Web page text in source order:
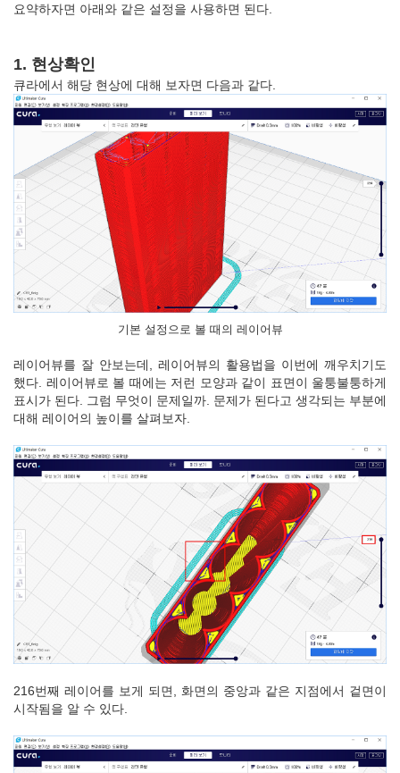
요약하자면 아래와 같은 설정을 사용하면 된다.
1. 현상확인
큐라에서 해당 현상에 대해 보자면 다음과 같다.
기본 설정으로 볼 때의 레이어뷰
레이어뷰를 잘 안보는데, 레이어뷰의 활용법을 이번에 깨우치기도
했다. 레이어뷰로 볼 때에는 저런 모양과 같이 표면이 울퉁불퉁하게
표시가 된다. 그럼 무엇이 문제일까. 문제가 된다고 생각되는 부분에
대해 레이어의 높이를 살펴보자.
216번째 레이어를 보게 되면, 화면의 중앙과 같은 지점에서 겉면이
시작됨을 알 수 있다.